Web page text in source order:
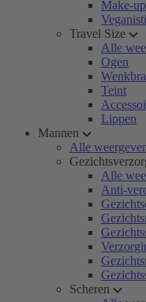
Make-
Travel Size
Alle
Ogen
Teint
Lippen
Mannen
Alle
Alle
Anti-
Scheren